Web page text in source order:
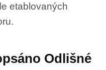
etablovaných
Odlišné